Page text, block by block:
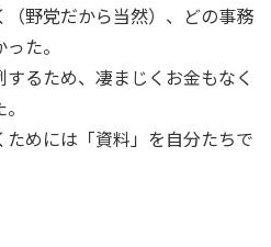
野党だから当然）、どの事務
た。
るため、凄まじくお金もなく
めには「資料」を自分たちで